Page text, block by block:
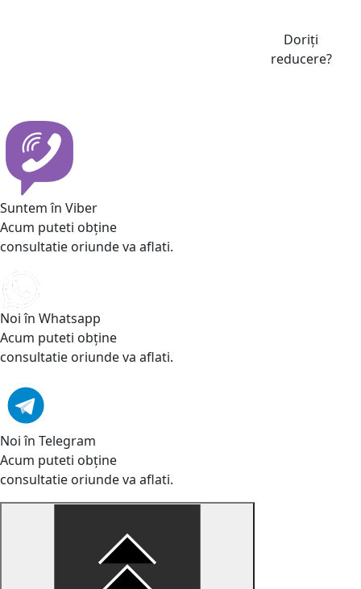
Doriți
reducere?
Suntem în Viber
Acum puteti obține
consultatie oriunde va aflati.
Noi în Whatsapp
Acum puteti obține
consultatie oriunde va aflati.
Noi în Telegram
Acum puteti obține
consultatie oriunde va aflati.